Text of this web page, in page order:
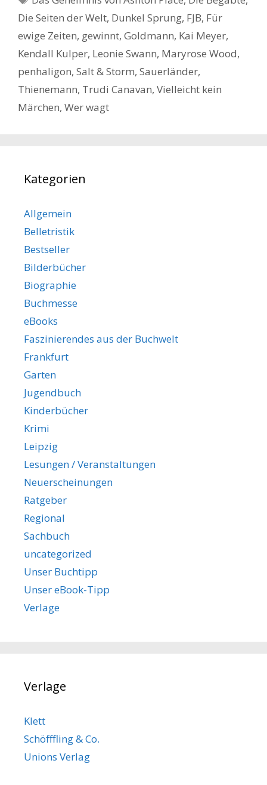
Die Seiten der Welt, Dunkel Sprung, FJB, Für
ewige Zeiten, gewinnt, Goldmann, Kai Meyer,
Kendall Kulper, Leonie Swann, Maryrose Wood,
penhaligon, Salt & Storm, Sauerländer,
Thienemann, Trudi Canavan, Vielleicht kein
Märchen, Wer wagt
Kategorien
Allgemein
Belletristik
Bestseller
Bilderbücher
Biographie
Buchmesse
eBooks
Faszinierendes aus der Buchwelt
Frankfurt
Garten
Jugendbuch
Kinderbücher
Krimi
Leipzig
Lesungen / Veranstaltungen
Neuerscheinungen
Ratgeber
Regional
Sachbuch
uncategorized
Unser Buchtipp
Unser eBook-Tipp
Verlage
Verlage
Klett
Schöfffling & Co.
Unions Verlag